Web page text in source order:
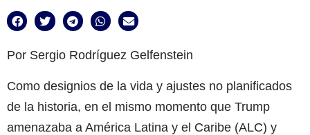
Por Sergio Rodríguez Gelfenstein
Como designios de la vida y ajustes no planificados
de la historia, en el mismo momento que Trump
amenazaba a América Latina y el Caribe (ALC) y